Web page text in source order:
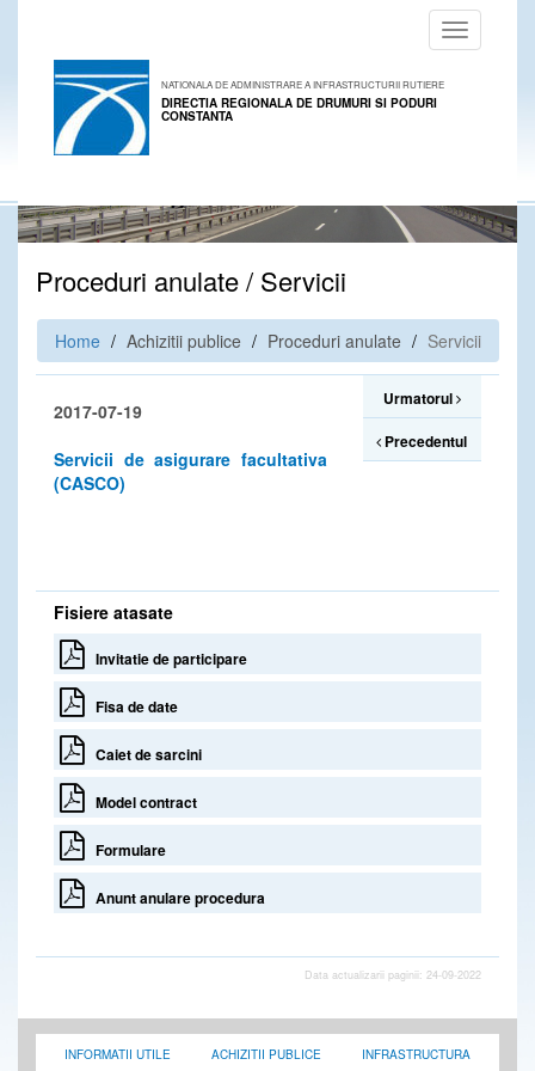
Toggle
navigation
NATIONALA DE ADMINISTRARE A INFRASTRUCTURII RUTIERE
DIRECTIA REGIONALA DE DRUMURI SI PODURI
CONSTANTA
Proceduri anulate / Servicii
Home Achizitii publice Proceduri anulate Servicii
2017-07-19
Servicii de asigurare facultativa
(CASCO)
Urmatorul
Precedentul
Fisiere atasate
Invitatie de participare
Fisa de date
Caiet de sarcini
Model contract
Formulare
Anunt anulare procedura
Data actualizarii paginii: 24-09-2022
INFORMATII UTILE ACHIZITII PUBLICE INFRASTRUCTURA